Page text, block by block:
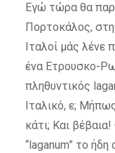
Εγώ τώρα θα
Πορτοκάλος,
Ιταλοί μάς
ένα Ετρουσκο-
πληθυντικός
Ιταλικό, ε;
κάτι; Και
“laganum” το ήδη